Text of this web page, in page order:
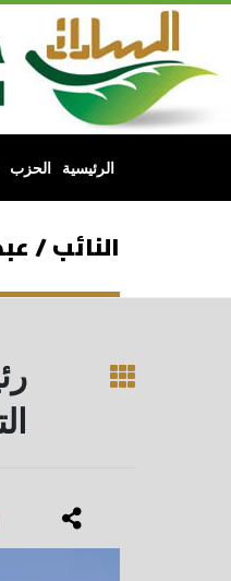
الرئيسية الحزب
النائب /